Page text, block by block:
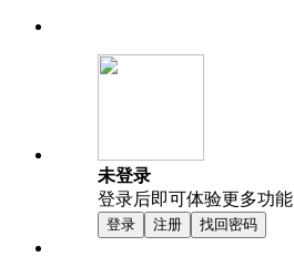
未登录
登录后即可体验更多功能
登录 注册 找回密码